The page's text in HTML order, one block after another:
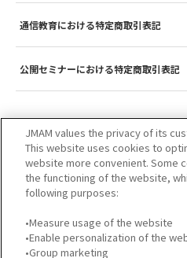
通信教育における特定商取引表記
公開セミナーにおける特定商取引表記
サイトのご利用について
JMAM values the privacy of its
This website uses cookies to
website more convenient. Some
the functioning of the website,
following purposes:
•Measure usage of the website
•Enable personalization of the
•Group marketing